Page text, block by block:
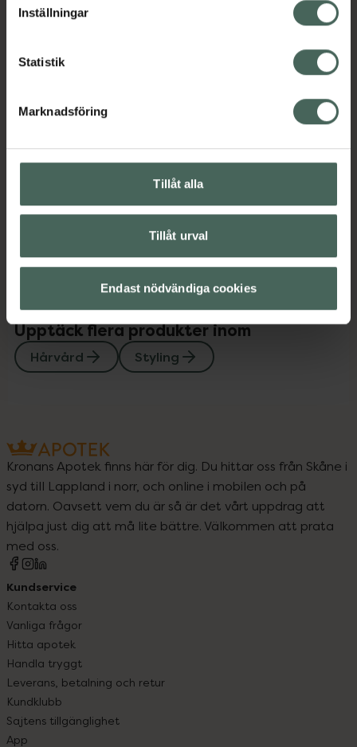
Inställningar
Statistik
Marknadsföring
Tillåt alla
Tillåt urval
Endast nödvändiga cookies
Kategorier:
Upptäck flera produkter inom
Hårvård Styling
Kronans Apotek finns här för dig. Du hittar oss från Skåne i
syd till Lappland i norr, och online i mobilen och på
datorn. Oavsett vem du är så är det vårt uppdrag att
hjälpa just dig att må lite bättre. Välkommen att prata
med oss.
Kundservice
Kontakta oss
Vanliga frågor
Hitta apotek
Handla tryggt
Leverans, betalning och retur
Kundklubb
Sajtens tillgänglighet
App